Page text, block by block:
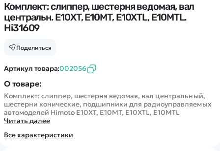
Комплект: слиппер, шестерня ведомая, вал
центральн. E10XT, E10MT, E10XTL, E10MTL.
Hi31609
Поделиться
Артикул товара:002056
О товаре:
Комплект: слиппер, шестерня ведомая, вал центральный,
шестерни конические, подшипники для радиоуправляемых
автомоделей Himoto E10XT, E10MT, E10XTL, E10MTL
Читать далее
Все характеристики
Каталог
Квадрокоптеры
Машинки
Танки
Вертолеты
Информация
Оптовые продажи
Блог
Статьи про беспилотники
Покупателю
Контакты